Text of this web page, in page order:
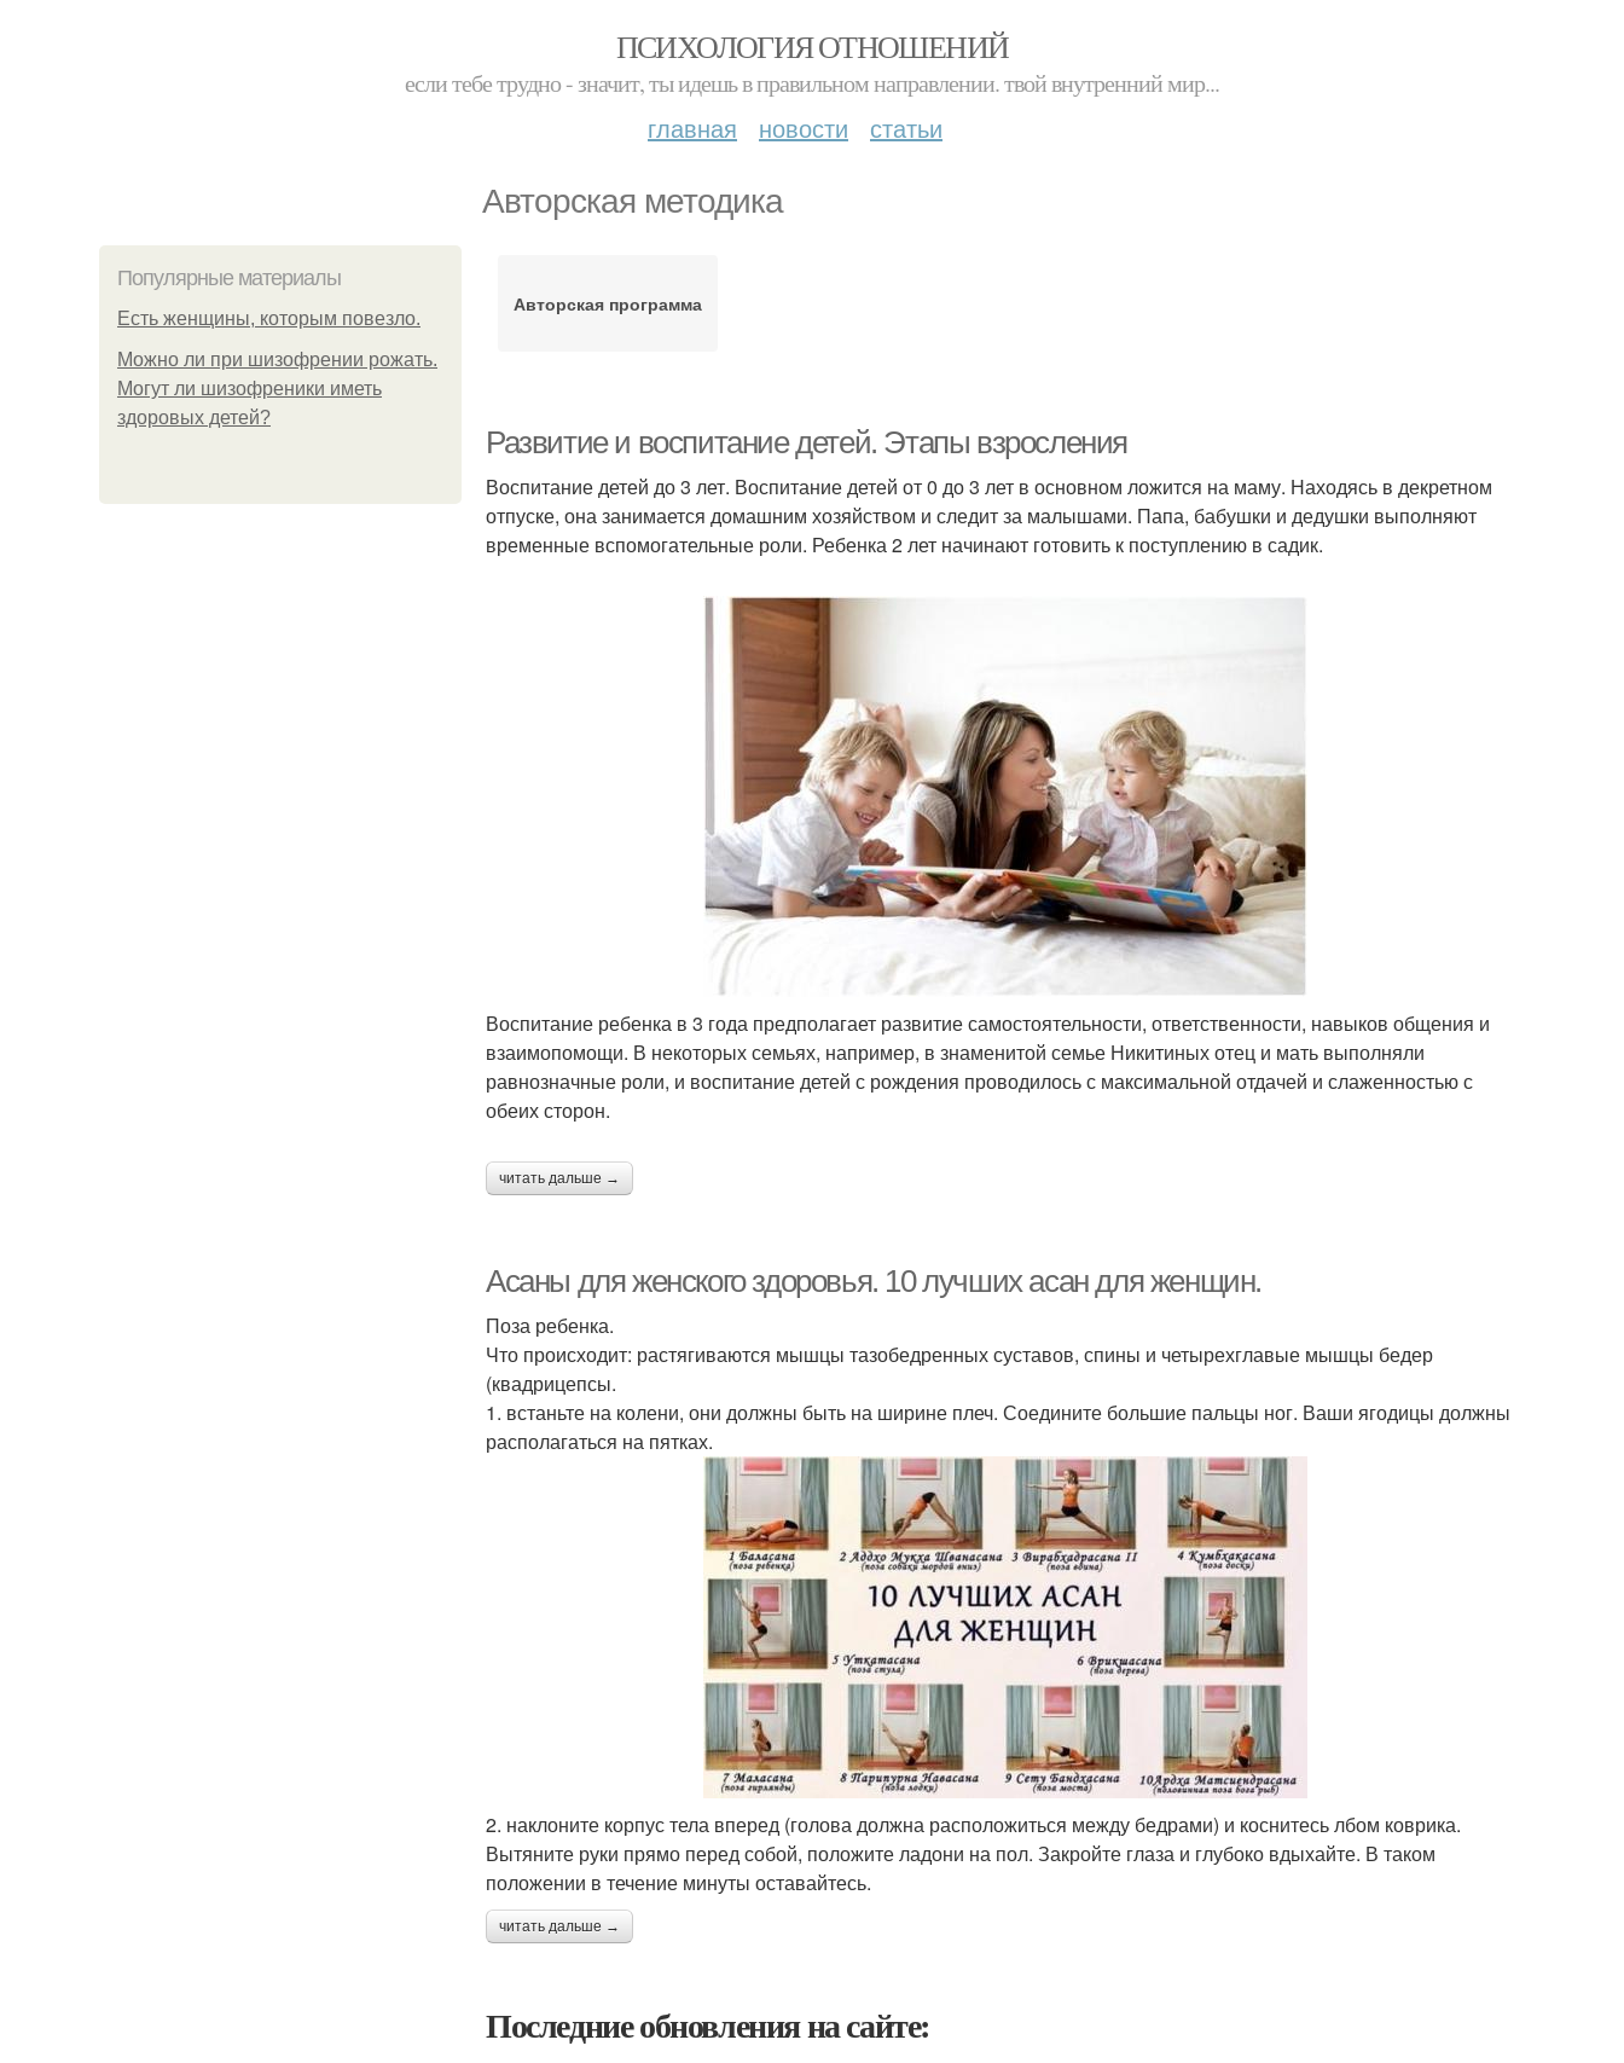
ПСИХОЛОГИЯ ОТНОШЕНИЙ
если тебе трудно - значит, ты идешь в правильном направлении. твой внутренний мир...
главная новости статьи
Авторская методика
Популярные материалы
Есть женщины, которым повезло.
Можно ли при шизофрении рожать.
Могут ли шизофреники иметь
здоровых детей?
Авторская программа
Развитие и воспитание детей. Этапы взросления
Воспитание детей до 3 лет. Воспитание детей от 0 до 3 лет в основном ложится на маму. Находясь в декретном
отпуске, она занимается домашним хозяйством и следит за малышами. Папа, бабушки и дедушки выполняют
временные вспомогательные роли. Ребенка 2 лет начинают готовить к поступлению в садик.
Воспитание ребенка в 3 года предполагает развитие самостоятельности, ответственности, навыков общения и
взаимопомощи. В некоторых семьях, например, в знаменитой семье Никитиных отец и мать выполняли
равнозначные роли, и воспитание детей с рождения проводилось с максимальной отдачей и слаженностью с
обеих сторон.
читать дальше →
Асаны для женского здоровья. 10 лучших асан для женщин.
Поза ребенка.
Что происходит: растягиваются мышцы тазобедренных суставов, спины и четырехглавые мышцы бедер
(квадрицепсы.
1. встаньте на колени, они должны быть на ширине плеч. Соедините большие пальцы ног. Ваши ягодицы должны
располагаться на пятках.
2. наклоните корпус тела вперед (голова должна расположиться между бедрами) и коснитесь лбом коврика.
Вытяните руки прямо перед собой, положите ладони на пол. Закройте глаза и глубоко вдыхайте. В таком
положении в течение минуты оставайтесь.
читать дальше →
Последние обновления на сайте: